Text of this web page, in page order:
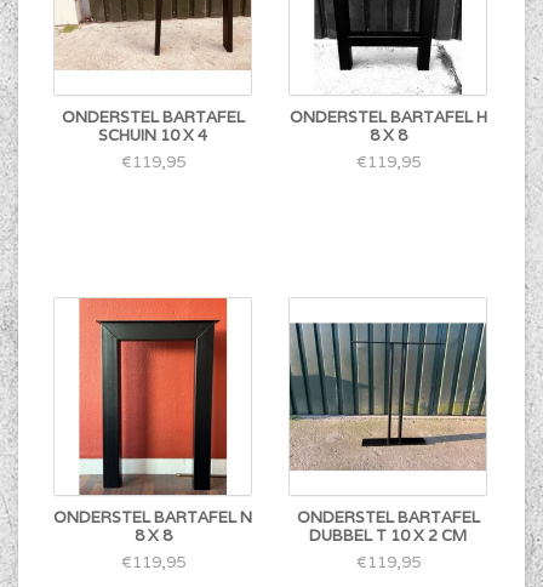
ONDERSTEL BARTAFEL
SCHUIN 10 X 4
€119,95
ONDERSTEL BARTAFEL H
8 X 8
€119,95
ONDERSTEL BARTAFEL N
8 X 8
€119,95
ONDERSTEL BARTAFEL
DUBBEL T 10 X 2 CM
€119,95